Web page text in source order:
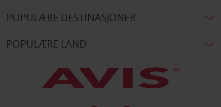
POPULÆRE DESTINASJONER
POPULÆRE LAND